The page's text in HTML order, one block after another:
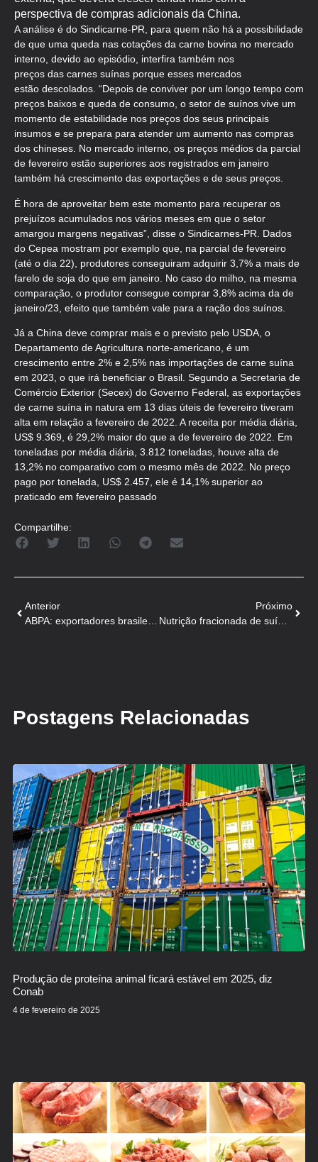
perspectiva de compras adicionais da China.
A análise é do Sindicarne-PR, para quem não há a possibilidade
de que uma queda nas cotações da carne bovina no mercado
interno, devido ao episódio, interfira também nos
preços das carnes suínas porque esses mercados
estão descolados. “Depois de conviver por um longo tempo com
preços baixos e queda de consumo, o setor de suínos vive um
momento de estabilidade nos preços dos seus principais
insumos e se prepara para atender um aumento nas compras
dos chineses. No mercado interno, os preços médios da parcial
de fevereiro estão superiores aos registrados em janeiro
também há crescimento das exportações e de seus preços.
É hora de aproveitar bem este momento para recuperar os
prejuízos acumulados nos vários meses em que o setor
amargou margens negativas”, disse o Sindicarnes-PR. Dados
do Cepea mostram por exemplo que, na parcial de fevereiro
(até o dia 22), produtores conseguiram adquirir 3,7% a mais de
farelo de soja do que em janeiro. No caso do milho, na mesma
comparação, o produtor consegue comprar 3,8% acima da de
janeiro/23, efeito que também vale para a ração dos suínos.
Já a China deve comprar mais e o previsto pelo USDA, o
Departamento de Agricultura norte-americano, é um
crescimento entre 2% e 2,5% nas importações de carne suína
em 2023, o que irá beneficiar o Brasil. Segundo a Secretaria de
Comércio Exterior (Secex) do Governo Federal, as exportações
de carne suína in natura em 13 dias úteis de fevereiro tiveram
alta em relação a fevereiro de 2022. A receita por média diária,
US$ 9.369, é 29,2% maior do que a de fevereiro de 2022. Em
toneladas por média diária, 3.812 toneladas, houve alta de
13,2% no comparativo com o mesmo mês de 2022. No preço
pago por tonelada, US$ 2.457, ele é 14,1% superior ao
praticado em fevereiro passado
Compartilhe:
Anterior
Próximo
Nutrição fracionada de suínos no dia ajuda conversão alimentar
Postagens Relacionadas
Produção de proteína animal ficará estável em 2025, diz
Conab
4 de fevereiro de 2025